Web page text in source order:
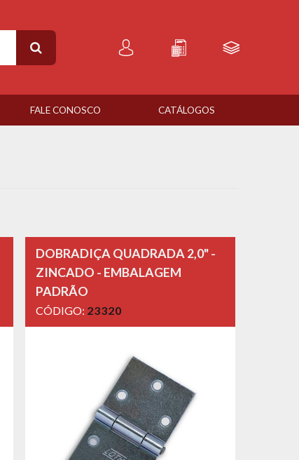
FALE CONOSCO CATÁLOGOS
DOBRADIÇA QUADRADA 2,0" -
ZINCADO - EMBALAGEM
PADRÃO
CÓDIGO: 23320